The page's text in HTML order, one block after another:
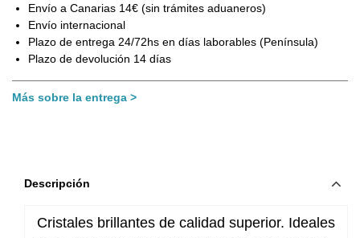
Envío a Canarias 14€ (sin trámites aduaneros)
Envío internacional
Plazo de entrega 24/72hs en días laborables (Península)
Plazo de devolución 14 días
Más sobre la entrega
Descripción
Cristales brillantes de calidad superior. Ideales